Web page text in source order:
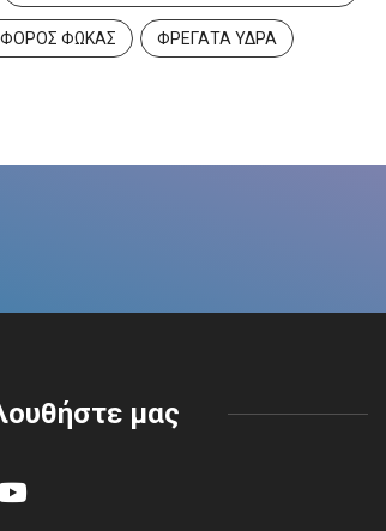
ΦΩΚΑΣ ΦΡΕΓΑΤΑ ΥΔΡΑ
μας